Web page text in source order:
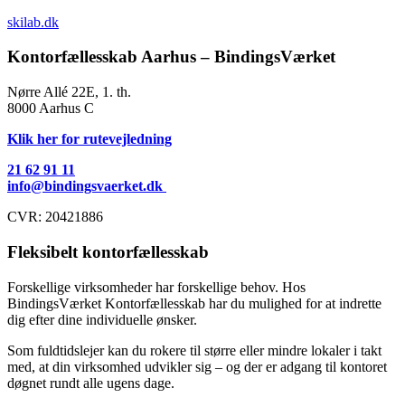
skilab.dk
Kontorfællesskab Aarhus – BindingsVærket
Nørre Allé 22E, 1. th.
8000 Aarhus C
Klik her for rutevejledning
21 62 91 11
info@bindingsvaerket.dk
​CVR​: 20421886
Fleksibelt kontorfællesskab
Forskellige virksomheder har forskellige behov. Hos
BindingsVærket Kontorfællesskab har du mulighed for at indrette
dig efter dine individuelle ønsker.
​Som fuldtidslejer kan du rokere til større eller mindre lokaler i takt
med, at din virksomhed udvikler sig – og der er adgang til kontoret
døgnet rundt alle ugens dage.